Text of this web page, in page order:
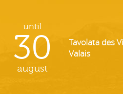
until
30
august
Tavolata des
Valais